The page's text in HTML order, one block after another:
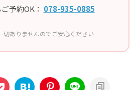
予約OK： 078-935-0885
切ありませんのでご安心ください